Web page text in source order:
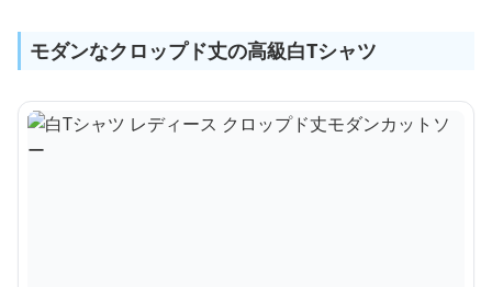
モダンなクロップド丈の高級白Tシャツ